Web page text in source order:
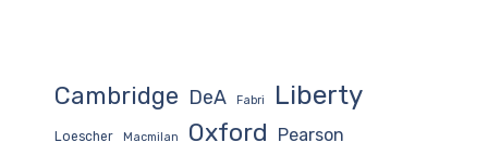
Cambridge DeA Fabri Liberty
Loescher Macmilan Oxford Pearson